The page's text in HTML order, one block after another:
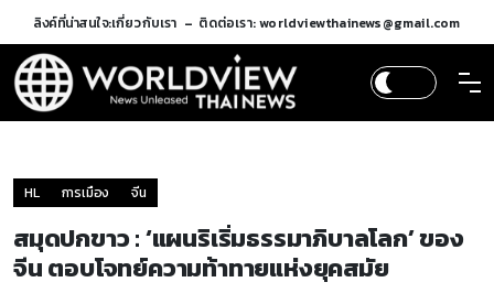
ลิงค์ที่น่าสนใจ:เกี่ยวกับเรา ติดต่อเรา: worldviewthainews@gmail.com
HL การเมือง จีน
สมุดปกขาว : ‘แผนริเริ่มธรรมาภิบาลโลก’ ของ
จีน ตอบโจทย์ความท้าทายแห่งยุคสมัย